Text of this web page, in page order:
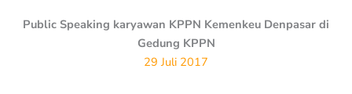
Public Speaking karyawan KPPN Kemenkeu Denpasar di
Gedung KPPN
29 Juli 2017